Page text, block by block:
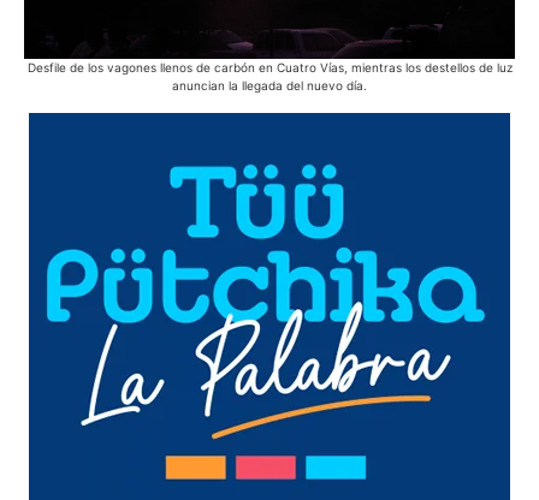
Desfile de los vagones llenos de carbón en Cuatro Vías, mientras los destellos de luz
anuncian la llegada del nuevo día.